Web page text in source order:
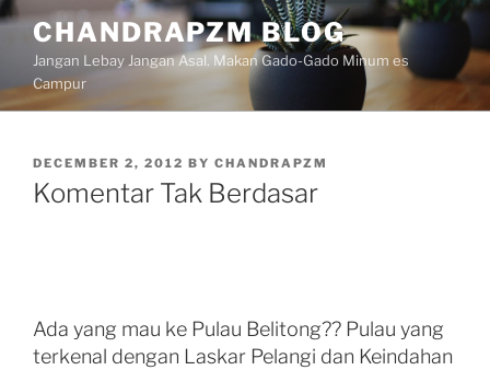
Skip
content
CHANDRAPZM BLOG
Jangan Lebay Jangan Asal. Makan Gado-Gado Minum es
Campur
POSTED
ON
DECEMBER 2, 2012 BY CHANDRAPZM
Komentar Tak Berdasar
Ada yang mau ke Pulau Belitong?? Pulau yang
terkenal dengan Laskar Pelangi dan Keindahan